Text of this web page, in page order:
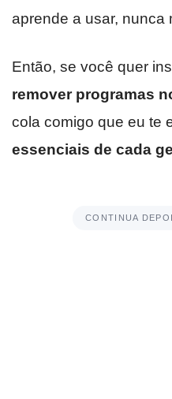
aprende a usar, nunca
Então, se você quer
remover programas
cola comigo que eu te
essenciais de cada
CONTINUA